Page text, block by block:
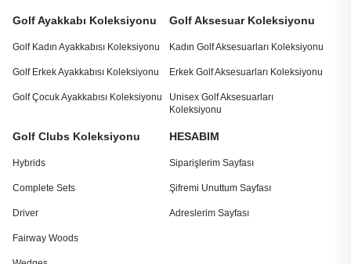
Golf Ayakkabı Koleksiyonu
Golf Kadın Ayakkabısı Koleksiyonu
Golf Erkek Ayakkabısı Koleksiyonu
Golf Çocuk Ayakkabısı Koleksiyonu
Golf Aksesuar Koleksiyonu
Kadın Golf Aksesuarları Koleksiyonu
Erkek Golf Aksesuarları Koleksiyonu
Unisex Golf Aksesuarları
Koleksiyonu
Golf Clubs Koleksiyonu
Hybrids
Complete Sets
Driver
Fairway Woods
HESABIM
Siparişlerim Sayfası
Şifremi Unuttum Sayfası
Adreslerim Sayfası